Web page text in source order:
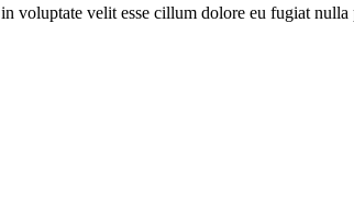
voluptate velit esse cillum dolore eu fugiat